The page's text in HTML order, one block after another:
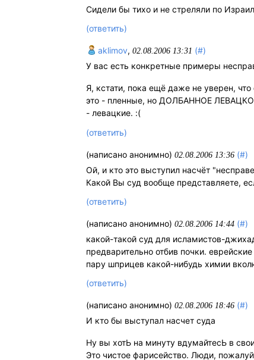
Сидели бы тихо и не стреляли по
(ответить)
aklimov,02.08.2006 13:31 (#)
У вас есть конкретные примеры
Я, кстати, пока ещё даже не уверен,
это - пленные, но ДОЛБАННОЕ
- левацкие. :(
(ответить)
(написано анонимно)02.08.2006 13:36 (#)
Ой, и кто это выступил насчёт
Какой Вы суд вообще представляете,
(ответить)
(написано анонимно)02.08.2006 14:44 (#)
какой-такой суд для исламистов-
предварительно отбив почки.
пару шприцев какой-нибудь химии
(ответить)
(написано анонимно)02.08.2006 18:46 (#)
И кто бы выступал насчет суда
Ну вы хотЬ на минуту вдумайтесЬ в
Это чистое фарисейство. Люди,